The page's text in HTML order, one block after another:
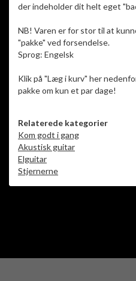
der indeholder dit helt eget
NB! Varen er for stor til at
"pakke" ved forsendelse.
Sprog: Engelsk
Klik på "Læg i kurv" her
pakke om kun et par dage!
Relaterede kategorier
Kom godt i gang
Akustisk guitar
Elguitar
Stjernerne